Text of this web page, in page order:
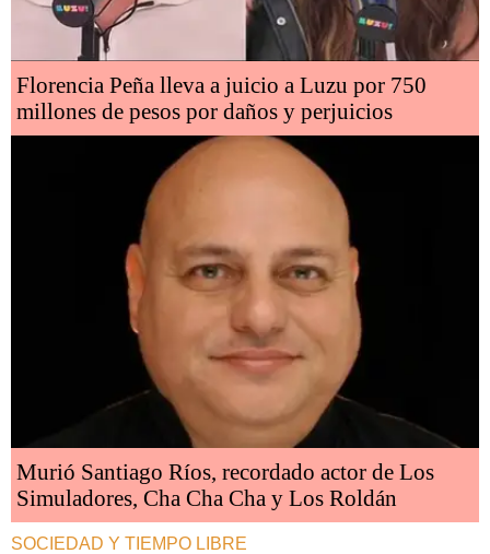
Florencia Peña lleva a juicio a Luzu por 750
millones de pesos por daños y perjuicios
Murió Santiago Ríos, recordado actor de Los
Simuladores, Cha Cha Cha y Los Roldán
SOCIEDAD Y TIEMPO LIBRE